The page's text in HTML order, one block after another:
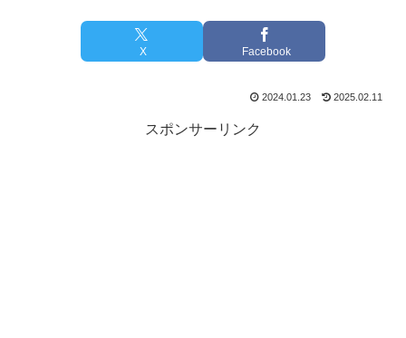
X Facebook
2024.01.23 2025.02.11
スポンサーリンク